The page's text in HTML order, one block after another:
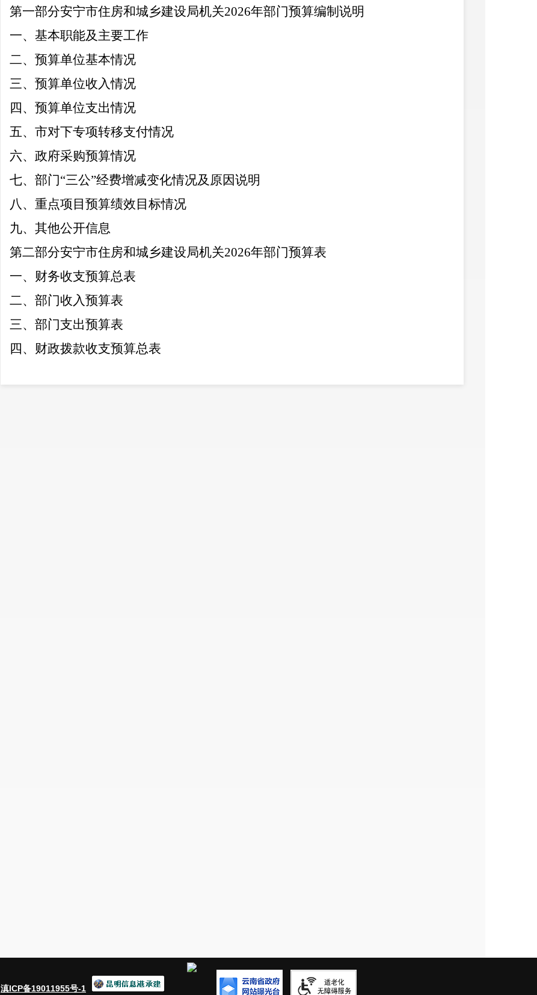
第一部分安宁市住房和城乡建设局机关2026年部门预算编制说明
一、基本职能及主要工作
二、预算单位基本情况
三、预算单位收入情况
四、预算单位支出情况
五、市对下专项转移支付情况
六、政府采购预算情况
七、部门“三公”经费增减变化情况及原因说明
八、重点项目预算绩效目标情况
九、其他公开信息
第二部分安宁市住房和城乡建设局机关2026年部门预算表
一、财务收支预算总表
二、部门收入预算表
三、部门支出预算表
四、财政拨款收支预算总表
第一部分安宁市住房和城乡建设局机关2026年部门预算编
制说明
滇ICP备19011955号-1